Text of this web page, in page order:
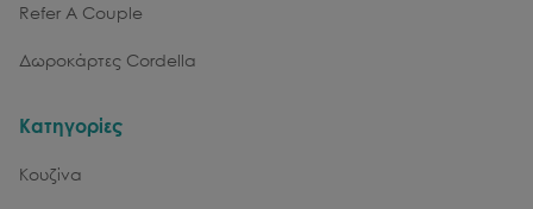
Refer A Couple
Δωροκάρτες Cordella
Κατηγορίες
Κουζίνα